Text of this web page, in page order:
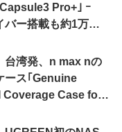
Pro+｣ ｰ
バー搭載も約1万円
台湾発、n max nの
ース｢Genuine
Case for